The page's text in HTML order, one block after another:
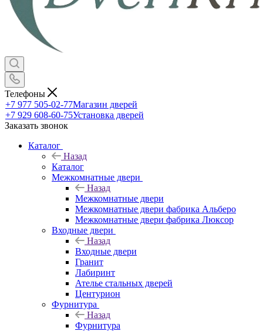
Телефоны
+7 977 505-02-77Магазин дверей
+7 929 608-60-75Установка дверей
Заказать звонок
Каталог
Назад
Каталог
Межкомнатные двери
Назад
Межкомнатные двери
Межкомнатные двери фабрика Альберо
Межкомнатные двери фабрика Люксор
Входные двери
Назад
Входные двери
Гранит
Лабиринт
Ателье стальных дверей
Центурион
Фурнитура
Назад
Фурнитура